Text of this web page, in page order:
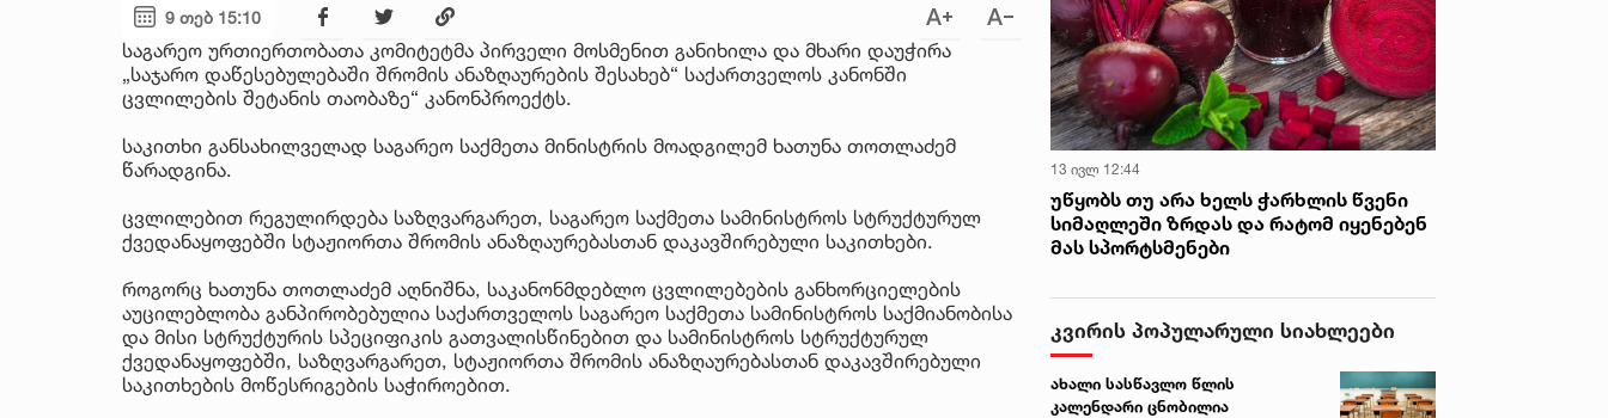
9 თებ 15:10
საგარეო ურთიერთობათა კომიტეტმა პირველი მოსმენით განიხილა და მხარი დაუჭირა
„საჯარო დაწესებულებაში შრომის ანაზღაურების შესახებ“ საქართველოს კანონში
ცვლილების შეტანის თაობაზე“ კანონპროექტს.
საკითხი განსახილველად საგარეო საქმეთა მინისტრის მოადგილემ ხათუნა თოთლაძემ
წარადგინა.
ცვლილებით რეგულირდება საზღვარგარეთ, საგარეო საქმეთა სამინისტროს სტრუქტურულ
ქვედანაყოფებში სტაჟიორთა შრომის ანაზღაურებასთან დაკავშირებული საკითხები.
როგორც ხათუნა თოთლაძემ აღნიშნა, საკანონმდებლო ცვლილებების განხორციელების
აუცილებლობა განპირობებულია საქართველოს საგარეო საქმეთა სამინისტროს საქმიანობისა
და მისი სტრუქტურის სპეციფიკის გათვალისწინებით და სამინისტროს სტრუქტურულ
ქვედანაყოფებში, საზღვარგარეთ, სტაჟიორთა შრომის ანაზღაურებასთან დაკავშირებული
საკითხების მოწესრიგების საჭიროებით.
13 ივლ 12:44
უწყობს თუ არა ხელს ჭარხლის წვენი
სიმაღლეში ზრდას და რატომ იყენებენ
მას სპორტსმენები
კვირის პოპულარული სიახლეები
ახალი სასწავლო წლის
კალენდარი ცნობილია